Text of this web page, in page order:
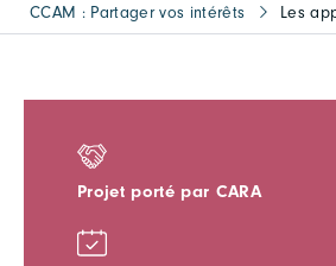
CCAM : Partager vos intérêts Les
Projet porté par CARA